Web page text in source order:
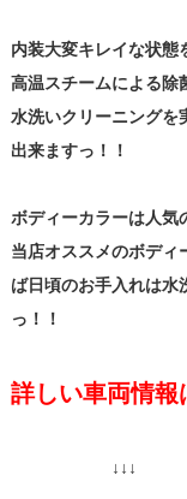
内装大変キレイな状
高温スチームによる除
水洗いクリーニングを
出来ますっ！！
ボディーカラーは人
当店オススメのボディ
ば日頃のお手入れは
っ！！
詳しい車両情報
↓↓↓